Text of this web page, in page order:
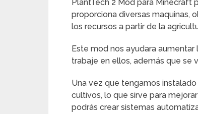
PlantTech 2 Mod para Minecraft
proporciona diversas maquinas,
los recursos a partir de la
Este mod nos ayudara
trabaje en ellos, además que se
Una vez que tengamos
cultivos, lo que sirve para
podrás crear sistemas